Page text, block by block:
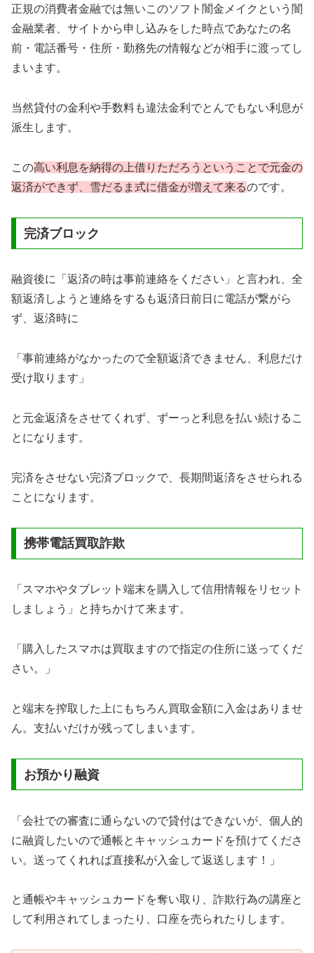
正規の消費者金融では無いこのソフト闇金メイクという闇
金融業者、サイトから申し込みをした時点であなたの名
前・電話番号・住所・勤務先の情報などが相手に渡ってし
まいます。
当然貸付の金利や手数料も違法金利でとんでもない利息が
派生します。
この高い利息を納得の上借りただろうということで元金の
返済ができず、雪だるま式に借金が増えて来るのです。
完済ブロック
融資後に「返済の時は事前連絡をください」と言われ、全
額返済しようと連絡をするも返済日前日に電話が繋がら
ず、返済時に
「事前連絡がなかったので全額返済できません、利息だけ
受け取ります」
と元金返済をさせてくれず、ずーっと利息を払い続けるこ
とになります。
完済をさせない完済ブロックで、長期間返済をさせられる
ことになります。
携帯電話買取詐欺
「スマホやタブレット端末を購入して信用情報をリセット
しましょう」と持ちかけて来ます。
「購入したスマホは買取ますので指定の住所に送ってくだ
さい。」
と端末を搾取した上にもちろん買取金額に入金はありませ
ん。支払いだけが残ってしまいます。
お預かり融資
「会社での審査に通らないので貸付はできないが、個人的
に融資したいので通帳とキャッシュカードを預けてくださ
い。送ってくれれば直接私が入金して返送します！」
と通帳やキャッシュカードを奪い取り、詐欺行為の講座と
して利用されてしまったり、口座を売られたりします。